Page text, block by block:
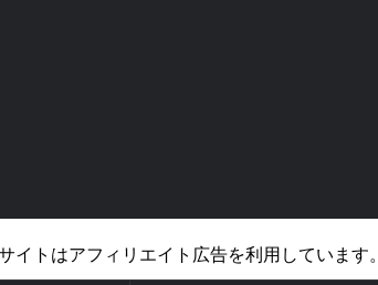
イトはアフィリエイト広告を利用しています